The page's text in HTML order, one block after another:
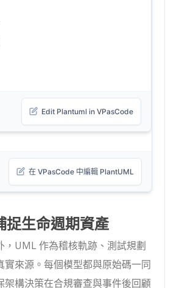
Edit Plantuml in VPasCode
在 VPasCode 中編輯 PlantUML
捉生命週期資產
，UML 作為稽核軌跡、測試規劃
實來源。每個模型都與原始碼一同
架構決策在合規審查與事件後回顧